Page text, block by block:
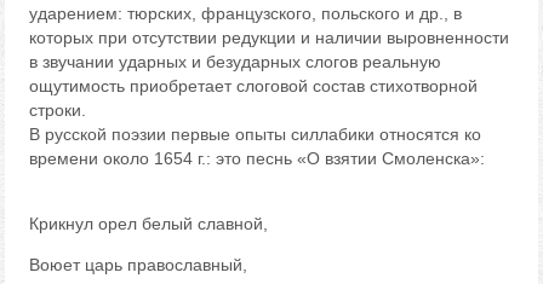
ударением: тюрских, французского, польского и др., в
которых при отсутствии редукции и наличии выровненности
в звучании ударных и безударных слогов реальную
ощутимость приобретает слоговой состав стихотворной
строки.
В русской поэзии первые опыты силлабики относятся ко
времени около 1654 г.: это песнь «О взятии Смоленска»:
Крикнул орел белый славной,
Воюет царь православный,